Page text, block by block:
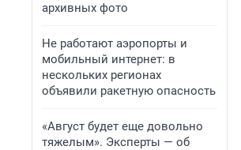
архивных фото
Не работают аэропорты и
мобильный интернет: в
нескольких регионах
объявили ракетную опасность
«Август будет еще довольно
тяжелым». Эксперты — об